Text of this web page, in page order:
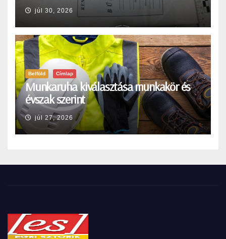
júl 30, 2026
Belföld Címlap
Munkaruha kiválasztása munkakör és
évszak szerint
júl 27, 2026